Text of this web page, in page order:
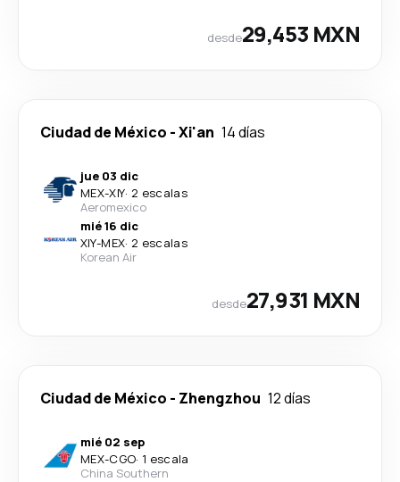
desde29,453 MXN
Ciudad de México -Xi'an 14 días
jue 03 dic
MEX-XIY· 2 escalas
Aeromexico
mié 16 dic
XIY-MEX· 2 escalas
Korean Air
desde27,931 MXN
Ciudad de México - Zhengzhou 12 días
mié 02 sep
MEX-CGO· 1 escala
China Southern